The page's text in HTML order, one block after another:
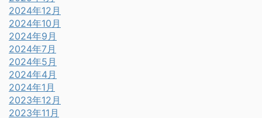
2024年12月
2024年10月
2024年9月
2024年7月
2024年5月
2024年4月
2024年1月
2023年12月
2023年11月